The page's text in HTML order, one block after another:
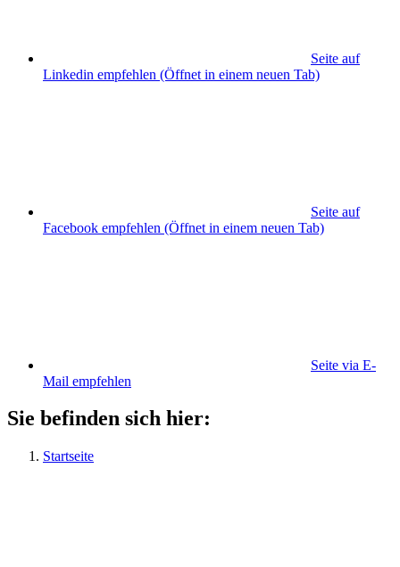
Seite auf
Linkedin empfehlen (Öffnet in einem neuen Tab)
Seite auf
Facebook empfehlen (Öffnet in einem neuen Tab)
Seite via E-
Mail empfehlen
Sie befinden sich hier:
Startseite